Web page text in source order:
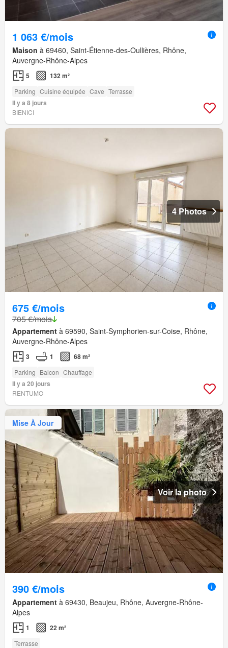
1 063 €/mois
Maison à 69460, Saint-Étienne-des-Oullières, Rhône,
Auvergne-Rhône-Alpes
5 132 m²
Parking Cuisine équipée Cave Terrasse
Il y a 8 jours
BIENICI
4 Photos
675 €/mois
705 €/mois
Appartement à 69590, Saint-Symphorien-sur-Coise, Rhône,
Auvergne-Rhône-Alpes
3 1 68 m²
Parking Balcon Chauffage
Il y a 20 jours
RENTUMO
Mise À Jour
Voir la photo
390 €/mois
Appartement à 69430, Beaujeu, Rhône, Auvergne-Rhône-
Alpes
1 22 m²
Terrasse